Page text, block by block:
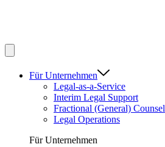
Für Unternehmen
Legal-as-a-Service
Interim Legal Support
Fractional (General) Counsel
Legal Operations
Für Unternehmen